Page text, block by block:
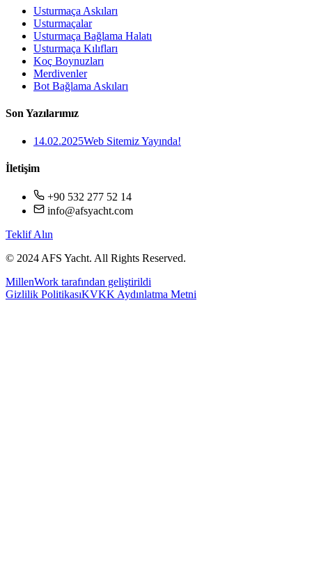
Usturmaça Askıları
Usturmaçalar
Usturmaça Bağlama Halatı
Usturmaça Kılıfları
Koç Boynuzları
Merdivenler
Bot Bağlama Askıları
Son Yazılarımız
14.02.2025Web Sitemiz Yayında!
İletişim
+90 532 277 52 14
info@afsyacht.com
Teklif Alın
© 2024 AFS Yacht. All Rights Reserved.
MillenWork tarafından geliştirildi
Gizlilik PolitikasıKVKK Aydınlatma Metni